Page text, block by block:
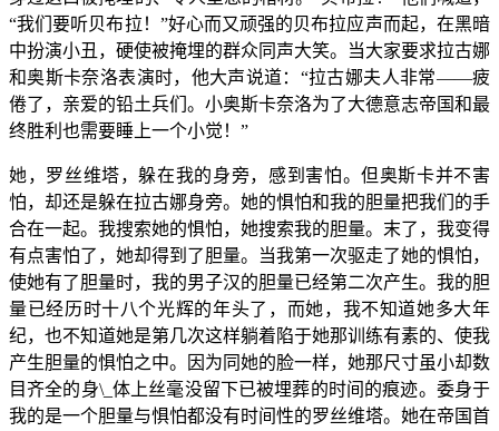
“我们要听贝布拉！”好心而又顽强的贝布拉应声而起，在黑暗
中扮演小丑，硬使被掩埋的群众同声大笑。当大家要求拉古娜
和奥斯卡奈洛表演时，他大声说道：“拉古娜夫人非常——疲
倦了，亲爱的铅土兵们。小奥斯卡奈洛为了大德意志帝国和最
终胜利也需要睡上一个小觉！”
她，罗丝维塔，躲在我的身旁，感到害怕。但奥斯卡并不害
怕，却还是躲在拉古娜身旁。她的惧怕和我的胆量把我们的手
合在一起。我搜索她的惧怕，她搜索我的胆量。末了，我变得
有点害怕了，她却得到了胆量。当我第一次驱走了她的惧怕，
使她有了胆量时，我的男子汉的胆量已经第二次产生。我的胆
量已经历时十八个光辉的年头了，而她，我不知道她多大年
纪，也不知道她是第几次这样躺着陷于她那训练有素的、使我
产生胆量的惧怕之中。因为同她的脸一样，她那尺寸虽小却数
目齐全的身\_体上丝毫没留下已被埋葬的时间的痕迹。委身于
我的是一个胆量与惧怕都没有时间性的罗丝维塔。她在帝国首